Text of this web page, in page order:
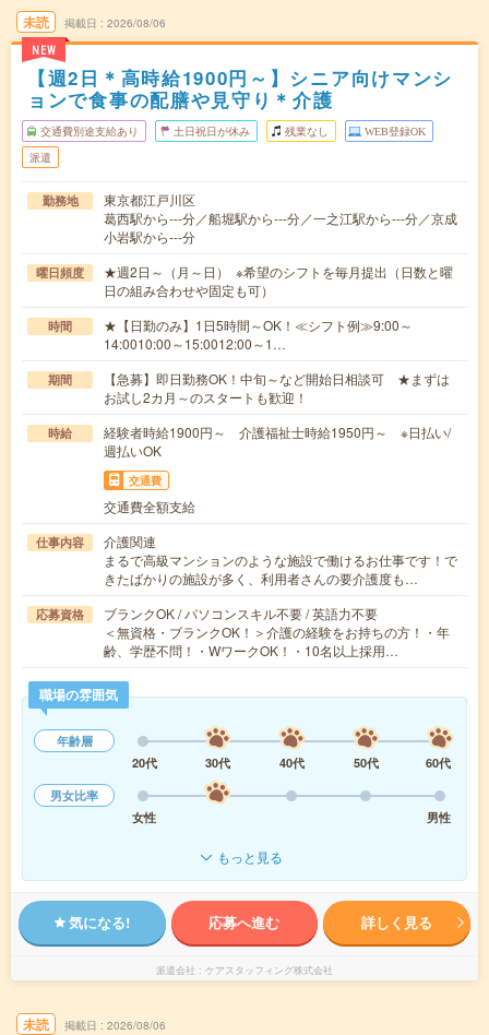
未読
NEW
掲載日 2026/08/06
【週2日＊高時給1900円～】シニア向けマンシ
ョンで食事の配膳や見守り＊介護
交通費別途支給あり 土日祝日が休み 残業なし WEB登録OK
派遣
勤務地
東京都江戸川区
葛西駅から---分／船堀駅から---分／一之江駅から---分／京成
小岩駅から---分
曜日頻度
★週2日～（月～日） ※希望のシフトを毎月提出（日数と曜
日の組み合わせや固定も可）
時間
★【日勤のみ】1日5時間～OK！≪シフト例≫9:00～
14:0010:00～15:0012:00～1…
期間
【急募】即日勤務OK！中旬～など開始日相談可 ★まずは
お試し2カ月～のスタートも歓迎！
時給
経験者時給1900円～ 介護福祉士時給1950円～ ※日払い/
週払いOK
交通費
交通費全額支給
仕事内容
介護関連
まるで高級マンションのような施設で働けるお仕事です！で
きたばかりの施設が多く、利用者さんの要介護度も…
応募資格
ブランクOK / パソコンスキル不要 / 英語力不要
＜無資格・ブランクOK！＞介護の経験をお持ちの方！・年
齢、学歴不問！・WワークOK！・10名以上採用…
職場の雰囲気
年齢層
20代
30代 40代 50代
60代
男女比率
女性
男性
もっと見る
気になる! 応募へ進む 詳しく見る
派遣会社 ケアスタッフィング株式会社
未読 掲載日 2026/08/06